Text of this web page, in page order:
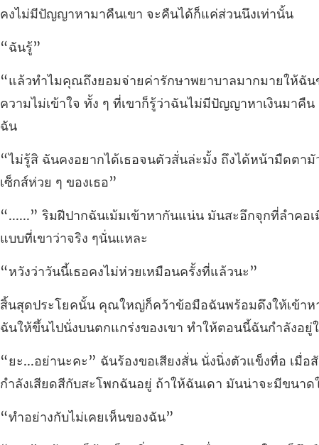
ันร
ความไม่เข้าใจ ทั้ง ๆ ที่เขาก็รู้ว่
ะมั้ง ถึงได้หน้ามืดตามั
มันสะอึกจุกที่ลำคอ
ธอคงไม่ห่วยเหมือ
าห
ฉันให้ขึ้นไปนั่งบนตกแก
อ
กำลังเสียดสีกับสะโพกฉันอยู่
กับไม่เคย